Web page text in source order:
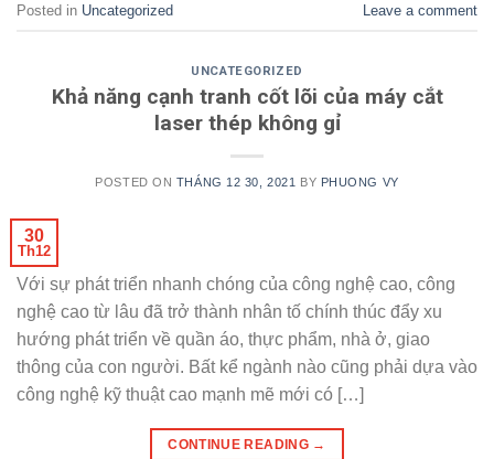
Posted in Uncategorized Leave a comment
UNCATEGORIZED
Khả năng cạnh tranh cốt lõi của máy cắt
laser thép không gỉ
POSTED ON THÁNG 12 30, 2021 BY PHUONG VY
30
Th12
Với sự phát triển nhanh chóng của công nghệ cao, công
nghệ cao từ lâu đã trở thành nhân tố chính thúc đẩy xu
hướng phát triển về quần áo, thực phẩm, nhà ở, giao
thông của con người. Bất kể ngành nào cũng phải dựa vào
công nghệ kỹ thuật cao mạnh mẽ mới có […]
CONTINUE READING →